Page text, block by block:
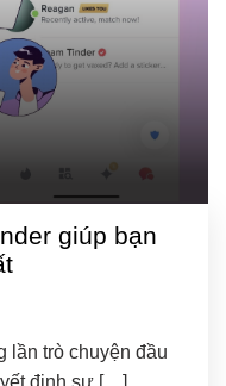
giúp bạn
lần trò chuyện đầu
định sự […]